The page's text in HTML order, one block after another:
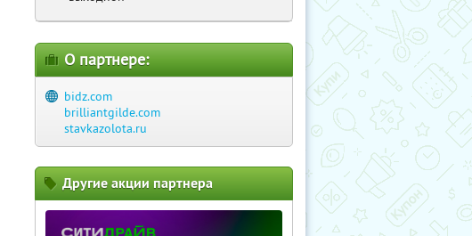
О партнере:
bidz.com
brilliantgilde.com
stavkazolota.ru
Другие акции партнера